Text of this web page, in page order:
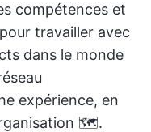
compétences et
travailler avec
dans le monde
expérience, en
🗺️.